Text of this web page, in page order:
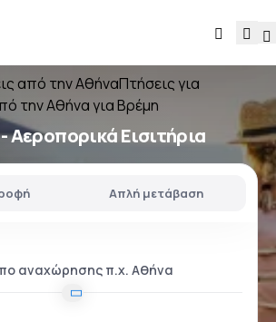
από την ΑθήναΠτήσεις για
την Αθήνα για Βρέμη
Αεροπορικά Εισιτήρια
Απλή μετάβαση